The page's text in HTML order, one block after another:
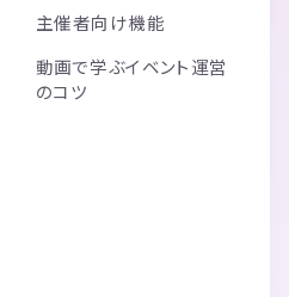
主催者向け機能
動画で学ぶイベント運営
のコツ